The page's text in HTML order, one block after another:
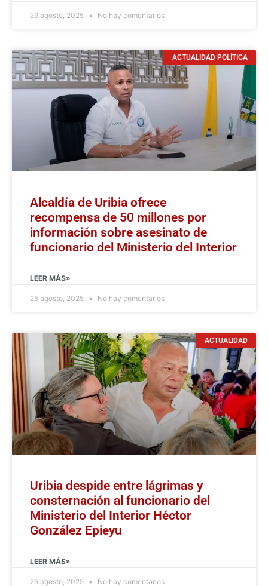
29 agosto, 2025 No hay comentarios
ACTUALIDAD POLÍTICA
Alcaldía de Uribia ofrece
recompensa de 50 millones por
información sobre asesinato de
funcionario del Ministerio del Interior
LEER MÁS»
25 agosto, 2025 No hay comentarios
ACTUALIDAD
Uribia despide entre lágrimas y
consternación al funcionario del
Ministerio del Interior Héctor
González Epieyu
LEER MÁS»
25 agosto, 2025 No hay comentarios